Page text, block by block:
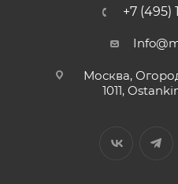
+7 (495)
Москва,
1011,